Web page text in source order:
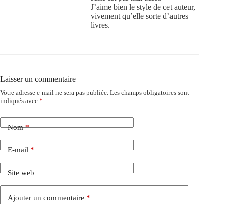
J’aime bien le style de cet auteur,
vivement qu’elle sorte d’autres
livres.
Laisser un commentaire
Votre adresse e-mail ne sera pas publiée. Les champs obligatoires sont
indiqués avec *
Nom*
E-mail*
Site web
Ajouter un commentaire *